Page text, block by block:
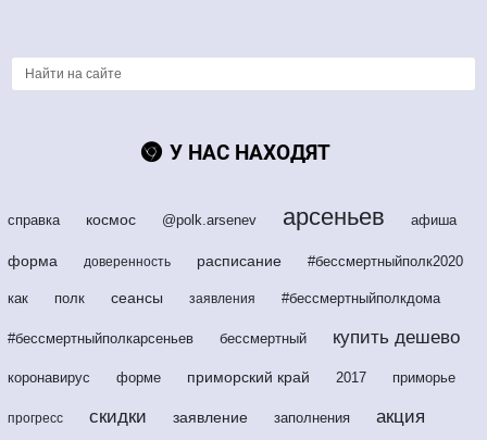
У НАС НАХОДЯТ
справка космос @polk.arsenev арсеньев афиша
форма доверенность расписание #бессмертныйполк2020
как полк сеансы заявления #бессмертныйполкдома
#бессмертныйполкарсеньев бессмертный купить дешево
коронавирус форме приморский край 2017 приморье
прогресс скидки заявление заполнения акция